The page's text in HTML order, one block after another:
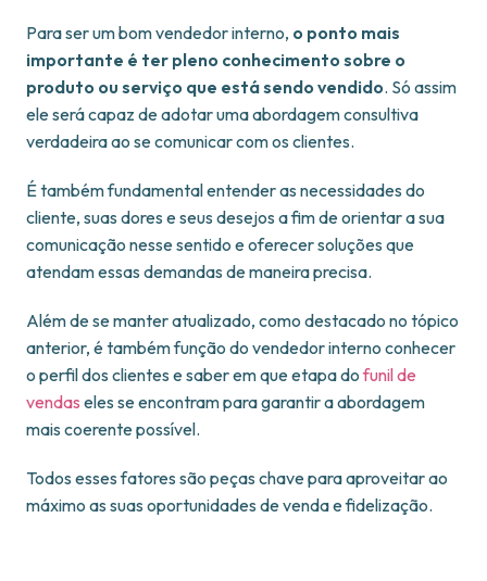
Para ser um bom vendedor interno, o ponto mais
importante é ter pleno conhecimento sobre o
produto ou serviço que está sendo vendido. Só assim
ele será capaz de adotar uma abordagem consultiva
verdadeira ao se comunicar com os clientes.
É também fundamental entender as necessidades do
cliente, suas dores e seus desejos a fim de orientar a sua
comunicação nesse sentido e oferecer soluções que
atendam essas demandas de maneira precisa.
Além de se manter atualizado, como destacado no tópico
anterior, é também função do vendedor interno conhecer
o perfil dos clientes e saber em que etapa dofunil de
vendas eles se encontram para garantir a abordagem
mais coerente possível.
Todos esses fatores são peças chave para aproveitar ao
máximo as suas oportunidades de venda e fidelização.